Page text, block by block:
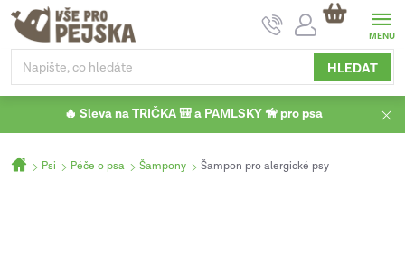
Přejít
obsah
HLEDAT
NÁKUPNÍ
KOŠÍK
🔥 Sleva na TRIČKA 🎒 a PAMLSKY 🦮 pro psa
Domů
Psi Péče o psa Šampony Šampon pro alergické psy